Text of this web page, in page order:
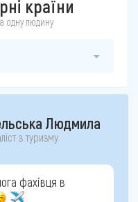
країни
одну людину
Людмила
з туризму
фахівця в